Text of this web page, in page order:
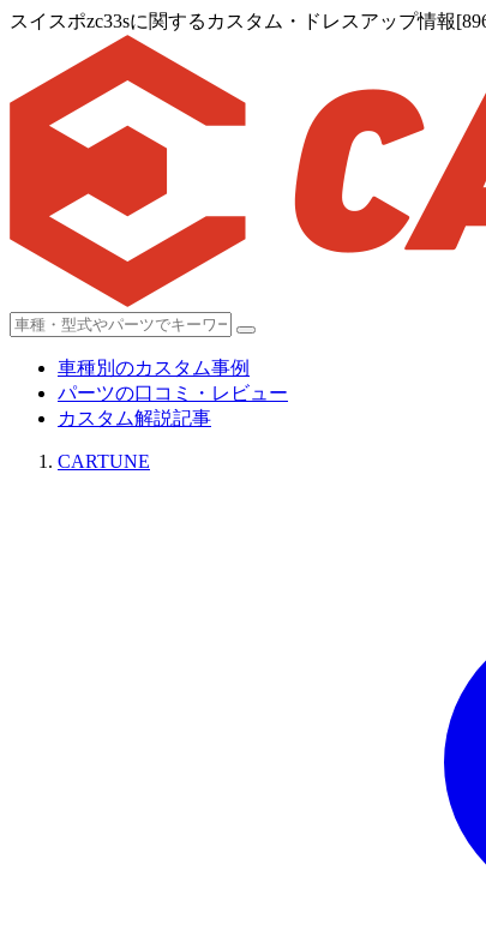
スイスポzc33sに関するカスタム・ドレスアップ情報
車種別のカスタム事例
パーツの口コミ・レビュー
カスタム解説記事
CARTUNE